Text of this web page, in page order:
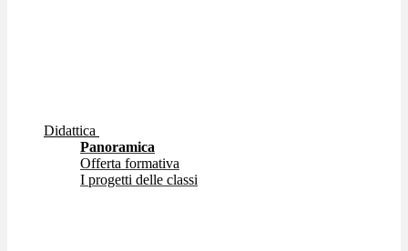
Didattica
Panoramica
Offerta formativa
I progetti delle classi